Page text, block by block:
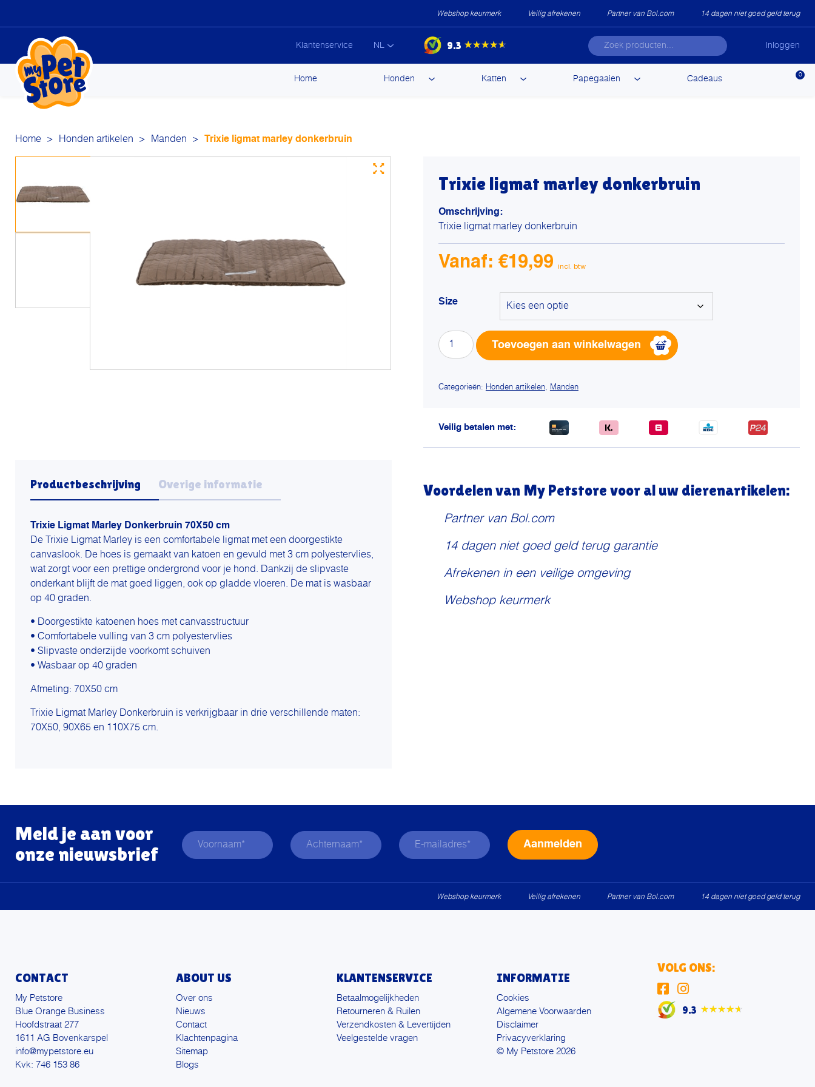
Webshop keurmerk Veilig afrekenen Partner van Bol.com 14 dagen niet goed geld terug
Klantenservice NL 9.3 ★★★★★ Inloggen
Home Honden Katten Papegaaien Cadeaus 0
Home > Honden artikelen > Manden > Trixie ligmat marley donkerbruin
Trixie ligmat marley donkerbruin
Omschrijving:
Trixie ligmat marley donkerbruin
Vanaf: €19,99
Size
Trixie
ligmat
Toevoegen aan winkelwagen
Categorieën: Honden artikelen, Manden
Veilig betalen met:
Productbeschrijving Overige informatie
Trixie Ligmat Marley Donkerbruin 70X50 cm
De Trixie Ligmat Marley is een comfortabele ligmat met een doorgestikte
canvaslook. De hoes is gemaakt van katoen en gevuld met 3 cm polyestervlies,
wat zorgt voor een prettige ondergrond voor je hond. Dankzij de slipvaste
onderkant blijft de mat goed liggen, ook op gladde vloeren. De mat is wasbaar
op 40 graden.
• Doorgestikte katoenen hoes met canvasstructuur
• Comfortabele vulling van 3 cm polyestervlies
• Slipvaste onderzijde voorkomt schuiven
• Wasbaar op 40 graden
Afmeting: 70X50 cm
Trixie Ligmat Marley Donkerbruin is verkrijgbaar in drie verschillende maten:
70X50, 90X65 en 110X75 cm.
Voordelen van My Petstore voor al uw dierenartikelen:
Partner van Bol.com
14 dagen niet goed geld terug garantie
Afrekenen in een veilige omgeving
Webshop keurmerk
Meld je aan voor
onze nieuwsbrief
Webshop keurmerk Veilig afrekenen Partner van Bol.com 14 dagen niet goed geld terug
CONTACT
My Petstore
Blue Orange Business
Hoofdstraat 277
1611 AG Bovenkarspel
info@mypetstore.eu
Kvk: 746 153 86
ABOUT US
Over ons
Nieuws
Contact
Klachtenpagina
Sitemap
Blogs
KLANTENSERVICE
Betaalmogelijkheden
Retourneren & Ruilen
Verzendkosten & Levertijden
Veelgestelde vragen
INFORMATIE
Cookies
Algemene Voorwaarden
Disclaimer
Privacyverklaring
© My Petstore 2026
VOLG ONS:
9.3 ★★★★★